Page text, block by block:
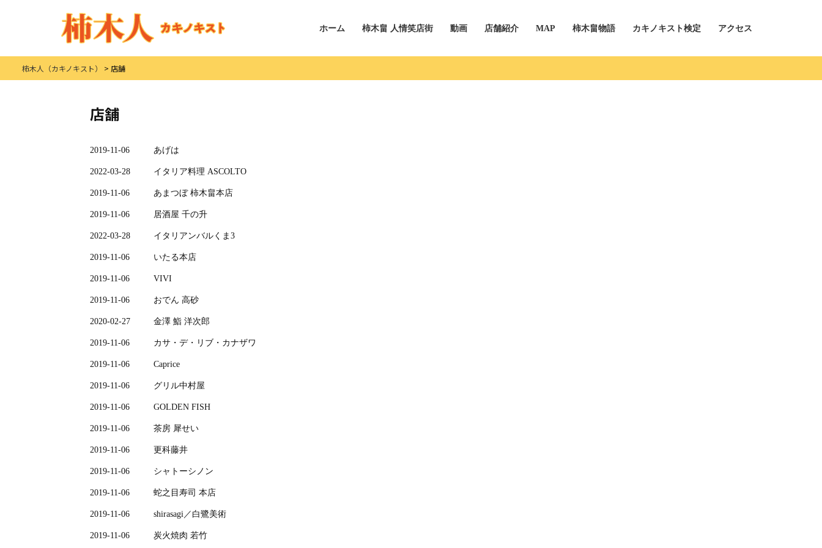
ホーム 柿木畠 人情笑店街 動画 店舗紹介 MAP 柿木畠物語 カキノキスト検定 アクセス
柿木人（カキノキスト） > 店舗
店舗
2019-11-06 あげは
2022-03-28 イタリア料理 ASCOLTO
2019-11-06 あまつぼ 柿木畠本店
2019-11-06 居酒屋 千の升
2022-03-28 イタリアンバルくま3
2019-11-06 いたる本店
2019-11-06 VIVI
2019-11-06 おでん 高砂
2020-02-27 金澤 鮨 洋次郎
2019-11-06 カサ・デ・リブ・カナザワ
2019-11-06 Caprice
2019-11-06 グリル中村屋
2019-11-06 GOLDEN FISH
2019-11-06 茶房 犀せい
2019-11-06 更科藤井
2019-11-06 シャトーシノン
2019-11-06 蛇之目寿司 本店
2019-11-06 shirasagi／白鷺美術
2019-11-06 炭火焼肉 若竹